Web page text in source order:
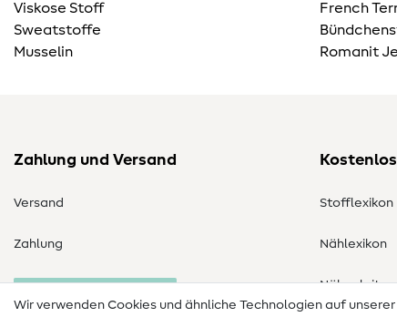
Viskose Stoff
Sweatstoffe
Musselin
French
Romanit
Zahlung und Versand
Versand
Zahlung
Stofflexikon
Nählexikon
Wir verwenden Cookies und ähnliche Technologien auf